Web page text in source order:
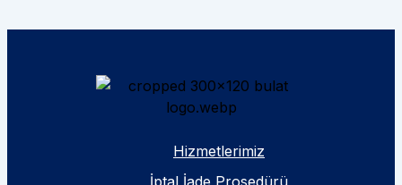
Hizmetlerimiz
İptal İade Prosedürü